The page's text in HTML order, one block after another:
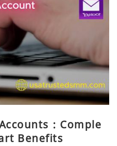
: Comple
Benefits